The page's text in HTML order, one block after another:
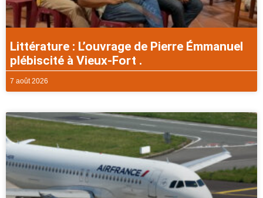
Littérature : L’ouvrage de Pierre Émmanuel
plébiscité à Vieux-Fort .
7 août 2026